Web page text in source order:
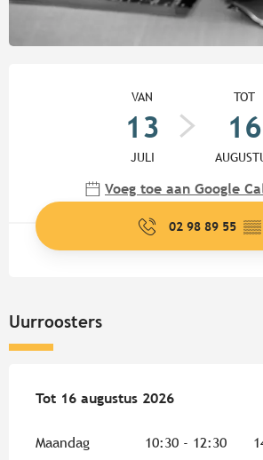
VAN
13
JULI
TOT
16
Voeg toe aan Google
02 98 89 55 ▒▒
Uurroosters
Vanaf13 juli 2026tot
Tot 16 augustus 2026
Maandag 10:30 - 12:30